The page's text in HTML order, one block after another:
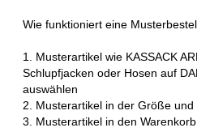
Wie funktioniert eine
1. Musterartikel wie KASSACK
Schlupfjacken oder Hosen auf
auswählen
2. Musterartikel in der Größe
3. Musterartikel in den